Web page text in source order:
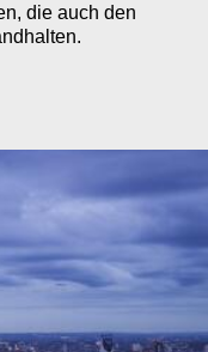
die auch den